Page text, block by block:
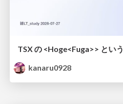
kanaru0928